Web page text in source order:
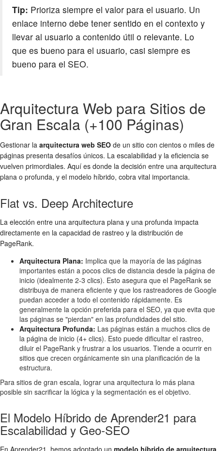
Tip: Prioriza siempre el valor para el usuario. Un
enlace interno debe tener sentido en el contexto y
llevar al usuario a contenido útil o relevante. Lo
que es bueno para el usuario, casi siempre es
bueno para el SEO.
Arquitectura Web para Sitios de
Gran Escala (+100 Páginas)
Gestionar la arquitectura web SEO de un sitio con cientos o miles de
páginas presenta desafíos únicos. La escalabilidad y la eficiencia se
vuelven primordiales. Aquí es donde la decisión entre una arquitectura
plana o profunda, y el modelo híbrido, cobra vital importancia.
Flat vs. Deep Architecture
La elección entre una arquitectura plana y una profunda impacta
directamente en la capacidad de rastreo y la distribución de
PageRank.
Arquitectura Plana: Implica que la mayoría de las páginas
importantes están a pocos clics de distancia desde la página de
inicio (idealmente 2-3 clics). Esto asegura que el PageRank se
distribuya de manera eficiente y que los rastreadores de Google
puedan acceder a todo el contenido rápidamente. Es
generalmente la opción preferida para el SEO, ya que evita que
las páginas se "pierdan" en las profundidades del sitio.
Arquitectura Profunda: Las páginas están a muchos clics de
la página de inicio (4+ clics). Esto puede dificultar el rastreo,
diluir el PageRank y frustrar a los usuarios. Tiende a ocurrir en
sitios que crecen orgánicamente sin una planificación de la
estructura.
Para sitios de gran escala, lograr una arquitectura lo más plana
posible sin sacrificar la lógica y la segmentación es el objetivo.
El Modelo Híbrido de Aprender21 para
Escalabilidad y Geo-SEO
En Aprender21, hemos adoptado un modelo híbrido de arquitectura